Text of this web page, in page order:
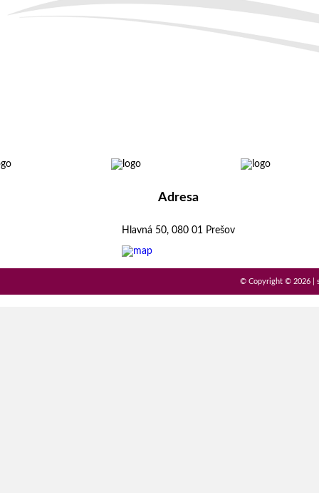
Adresa
Hlavná 50, 080 01 Prešov
© Copyright © 2026 |